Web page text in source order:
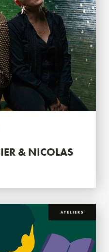
& NICOLAS
ATELIERS